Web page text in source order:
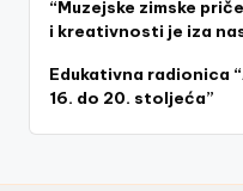
“Muzejske zimske
i kreativnosti je iza
Edukativna radionica
16. do 20. stoljeća”